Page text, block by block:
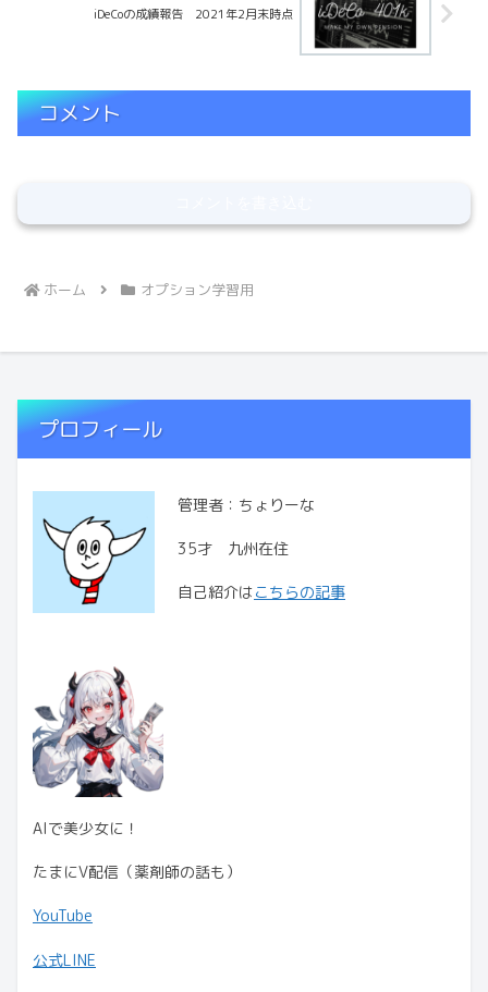
iDeCoの成績報告 2021年2月末時点
コメント
ホーム オプション学習用
プロフィール
管理者：ちょりーな
35才 九州在住
自己紹介はこちらの記事
AIで美少女に！
たまにV配信（薬剤師の話も）
YouTube
公式LINE